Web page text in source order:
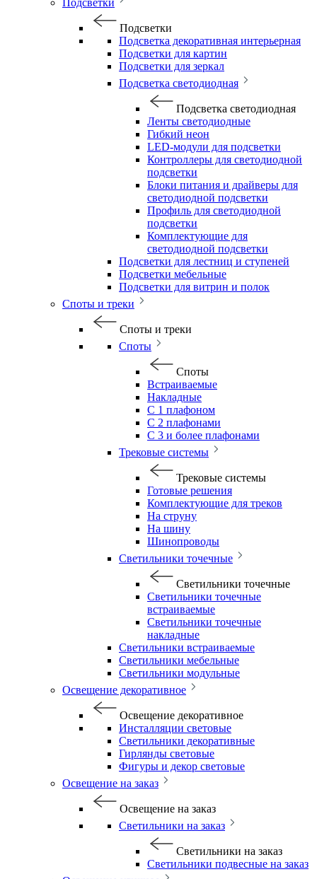
Подсветки
Подсветки
Подсветка декоративная интерьерная
Подсветки для картин
Подсветки для зеркал
Подсветка светодиодная
Подсветка светодиодная
Ленты светодиодные
Гибкий неон
LED-модули для подсветки
Контроллеры для светодиодной
подсветки
Блоки питания и драйверы для
светодиодной подсветки
Профиль для светодиодной
подсветки
Комплектующие для
светодиодной подсветки
Подсветки для лестниц и ступеней
Подсветки мебельные
Подсветки для витрин и полок
Споты и треки
Споты и треки
Споты
Споты
Встраиваемые
Накладные
С 1 плафоном
С 2 плафонами
С 3 и более плафонами
Трековые системы
Трековые системы
Готовые решения
Комплектующие для треков
На струну
На шину
Шинопроводы
Светильники точечные
Светильники точечные
Светильники точечные
встраиваемые
Светильники точечные
накладные
Светильники встраиваемые
Светильники мебельные
Светильники модульные
Освещение декоративное
Освещение декоративное
Инсталляции световые
Светильники декоративные
Гирлянды световые
Фигуры и декор световые
Освещение на заказ
Освещение на заказ
Светильники на заказ
Светильники на заказ
Светильники подвесные на заказ